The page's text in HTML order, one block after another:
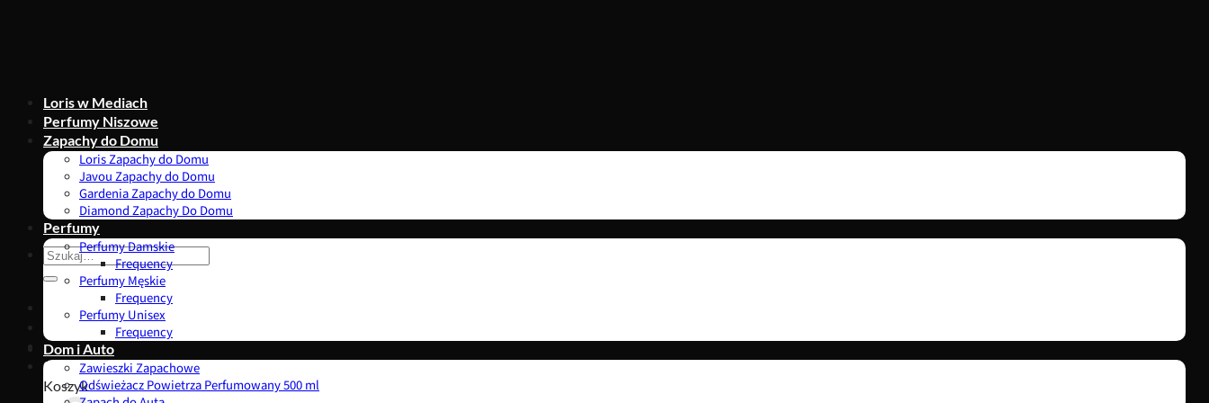
Szukaj:
0,00zł
Koszyk
Loris w Mediach
Perfumy Niszowe
Zapachy do Domu
Loris Zapachy do Domu
Javou Zapachy do Domu
Gardenia Zapachy do Domu
Diamond Zapachy Do Domu
Perfumy
Perfumy Damskie
Frequency
Perfumy Męskie
Frequency
Perfumy Unisex
Frequency
Dom i Auto
Zawieszki Zapachowe
Odświeżacz Powietrza Perfumowany 500 ml